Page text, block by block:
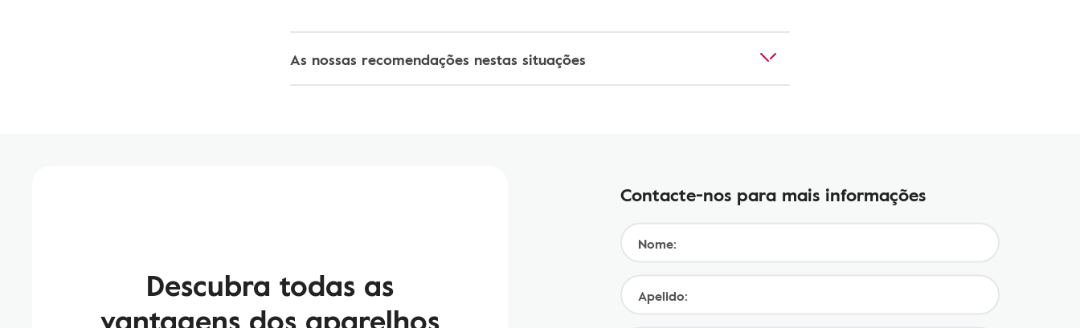
As nossas recomendações nestas situações
Descubra todas as
Contacte-nos para mais informações
Nome:
Apelido: